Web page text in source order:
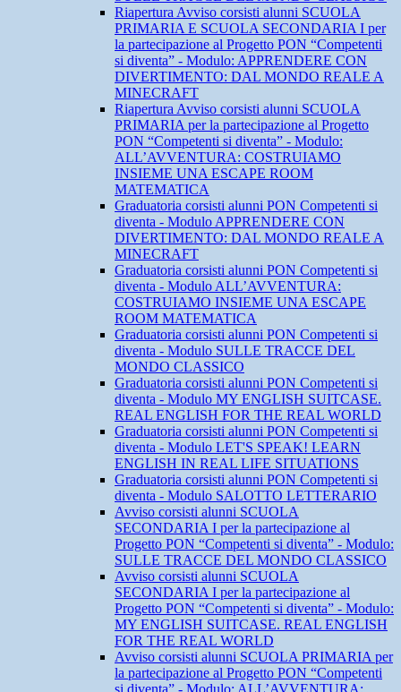
Riapertura Avviso corsisti alunni SCUOLA
PRIMARIA E SCUOLA SECONDARIA I per
la partecipazione al Progetto PON “Competenti
si diventa” - Modulo: APPRENDERE CON
DIVERTIMENTO: DAL MONDO REALE A
MINECRAFT
Riapertura Avviso corsisti alunni SCUOLA
PRIMARIA per la partecipazione al Progetto
PON “Competenti si diventa” - Modulo:
ALL’AVVENTURA: COSTRUIAMO
INSIEME UNA ESCAPE ROOM
MATEMATICA
Graduatoria corsisti alunni PON Competenti si
diventa - Modulo APPRENDERE CON
DIVERTIMENTO: DAL MONDO REALE A
MINECRAFT
Graduatoria corsisti alunni PON Competenti si
diventa - Modulo ALL’AVVENTURA:
COSTRUIAMO INSIEME UNA ESCAPE
ROOM MATEMATICA
Graduatoria corsisti alunni PON Competenti si
diventa - Modulo SULLE TRACCE DEL
MONDO CLASSICO
Graduatoria corsisti alunni PON Competenti si
diventa - Modulo MY ENGLISH SUITCASE.
REAL ENGLISH FOR THE REAL WORLD
Graduatoria corsisti alunni PON Competenti si
diventa - Modulo LET'S SPEAK! LEARN
ENGLISH IN REAL LIFE SITUATIONS
Graduatoria corsisti alunni PON Competenti si
diventa - Modulo SALOTTO LETTERARIO
Avviso corsisti alunni SCUOLA
SECONDARIA I per la partecipazione al
Progetto PON “Competenti si diventa” - Modulo:
SULLE TRACCE DEL MONDO CLASSICO
Avviso corsisti alunni SCUOLA
SECONDARIA I per la partecipazione al
Progetto PON “Competenti si diventa” - Modulo:
MY ENGLISH SUITCASE. REAL ENGLISH
FOR THE REAL WORLD
Avviso corsisti alunni SCUOLA PRIMARIA per
la partecipazione al Progetto PON “Competenti